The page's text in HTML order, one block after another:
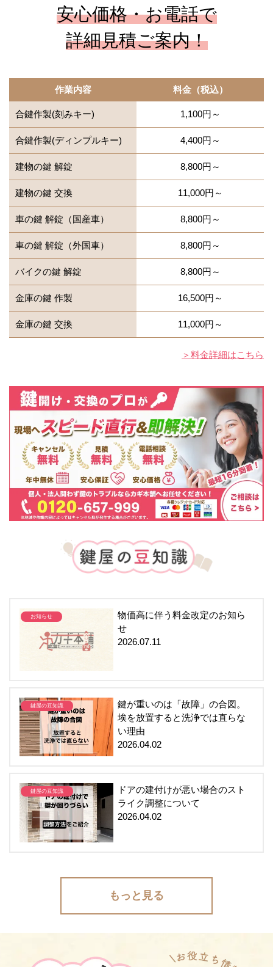
安心価格・お電話で
詳細見積ご案内！
作業内容 料金（税込）
合鍵作製(刻みキー) 1,100円～
合鍵作製(ディンプルキー) 4,400円～
建物の鍵 解錠 8,800円～
建物の鍵 交換 11,000円～
車の鍵 解錠（国産車） 8,800円～
車の鍵 解錠（外国車） 8,800円～
バイクの鍵 解錠 8,800円～
金庫の鍵 作製 16,500円～
金庫の鍵 交換 11,000円～
＞料金詳細はこちら
お知らせ
物価高に伴う料金改定のお知ら
せ
2026.07.11
鍵屋の豆知識
鍵が重いのは「故障」の合図。
埃を放置すると洗浄では直らな
い理由
2026.04.02
鍵屋の豆知識
ドアの建付けが悪い場合のスト
ライク調整について
2026.04.02
もっと見る